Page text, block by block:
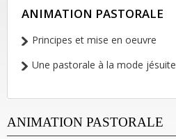
NAVIGATION
ANIMATION PASTORALE
Principes et mise en oeuvre
Une pastorale à la mode jésuite
ANIMATION PASTORALE